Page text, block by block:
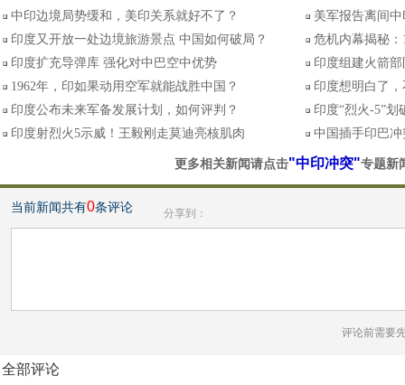
中印边境局势缓和，美印关系就好不了？
美军报告离间
印度又开放一处边境旅游景点 中国如何破局？
危机内幕揭秘
印度扩充导弹库 强化对中巴空中优势
印度组建火箭
1962年，印如果动用空军就能战胜中国？
印度想明白了
印度公布未来军备发展计划，如何评判？
印度“烈火-5”
印度射烈火5示威！王毅刚走莫迪亮核肌肉
中国插手印巴
更多相关新闻请点击"中印冲突"专题新
当前新闻共有0条评论 分享到：
评论前需要
全部评论